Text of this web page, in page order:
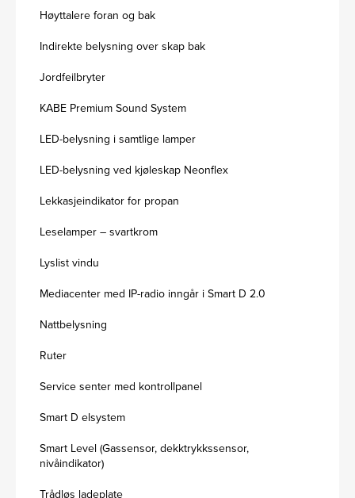
Høyttalere foran og bak
Indirekte belysning over skap bak
Jordfeilbryter
KABE Premium Sound System
LED-belysning i samtlige lamper
LED-belysning ved kjøleskap Neonflex
Lekkasjeindikator for propan
Leselamper – svartkrom
Lyslist vindu
Mediacenter med IP-radio inngår i Smart D 2.0
Nattbelysning
Ruter
Service senter med kontrollpanel
Smart D elsystem
Smart Level (Gassensor, dekktrykkssensor,
nivåindikator)
Trådløs ladeplate